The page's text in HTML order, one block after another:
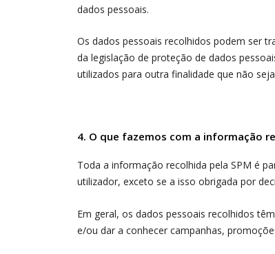
dados pessoais.
Os dados pessoais recolhidos podem ser
da legislação de proteção de dados
utilizados para outra finalidade que não
4. O que fazemos com a informação
Toda a informação recolhida pela SPM é
utilizador, exceto se a isso obrigada por
Em geral, os dados pessoais recolhidos
e/ou dar a conhecer campanhas,